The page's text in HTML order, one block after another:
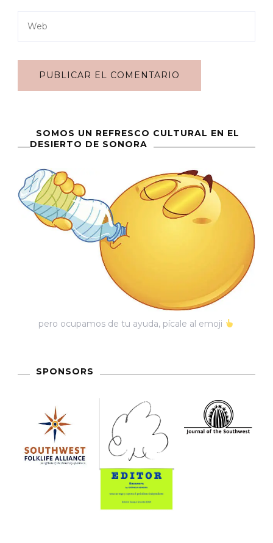
SOMOS UN REFRESCO CULTURAL EN EL
DESIERTO DE SONORA
pero ocupamos de tu ayuda, pícale al emoji
SPONSORS